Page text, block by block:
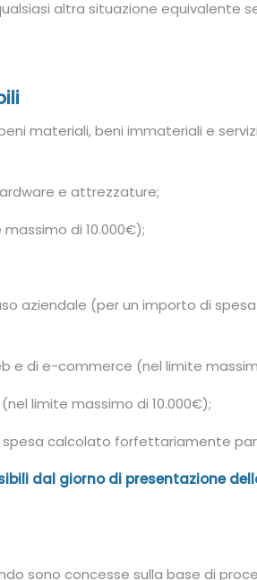
altra situazione equivalente
materiali, beni immateriali e
e attrezzature;
di 10.000€);
aziendale (per un importo di
e di e-commerce (nel limite
(nel limite massimo di 10.000€);
calcolato forfettariamente
dal giorno di presentazione
sono concesse sulla base di